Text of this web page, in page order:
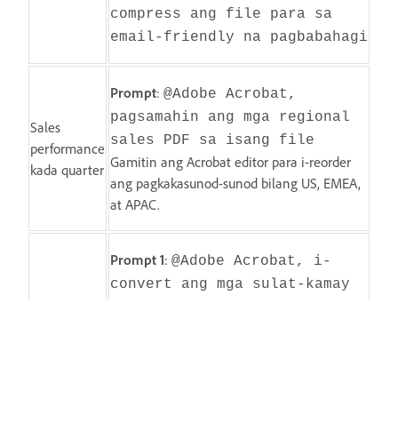
compress ang file para sa
email-friendly na pagbabahagi
Sales
performance
kada quarter
Prompt: @Adobe Acrobat,
pagsamahin ang mga regional
sales PDF sa isang file
Gamitin ang Acrobat editor para i-reorder
ang pagkakasunod-sunod bilang US, EMEA,
at APAC.
Prompt 1: @Adobe Acrobat, i-
convert ang mga sulat-kamay